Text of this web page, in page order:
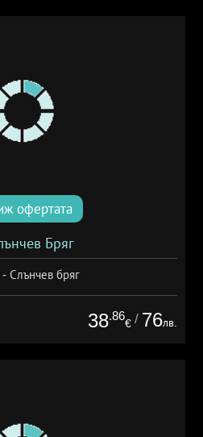
офертата
Бряг
Слънчев бряг
38.86
€ / 76лв.